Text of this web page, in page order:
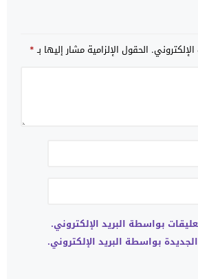
الحقول الإلزامية مشار إليها بـ*
بواسطة البريد الإلكتروني.
بواسطة البريد الإلكتروني.